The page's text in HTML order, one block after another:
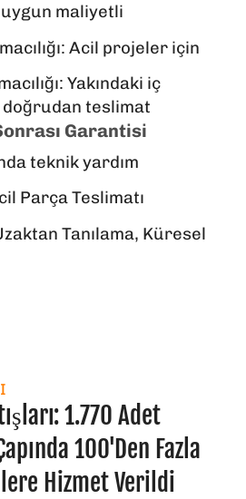
maliyetli
Acil projeler için
Yakındaki iç
teslimat
Garantisi
teknik yardım
Parça Teslimatı
Tanılama, Küresel
1.770 Adet
100'den Fazla
Hizmet Verildi